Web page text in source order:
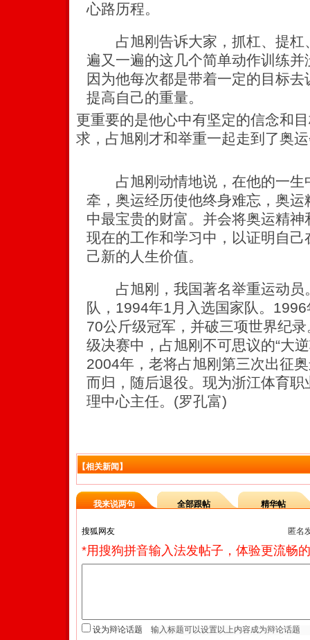
心路历程。
占旭刚告诉大家，抓杠、提杠
遍又一遍的这几个简单动作训练
因为他每次都是带着一定的目标
提高自己的重量。
更重要的是他心中有坚定的信念和
求，占旭刚才和举重一起走到了奥
占旭刚动情地说，在他的一生
牵，奥运经历使他终身难忘，奥
中最宝贵的财富。并会将奥运精
现在的工作和学习中，以证明自
己新的人生价值。
占旭刚，我国著名举重运动员
队，1994年1月入选国家队。
70公斤级冠军，并破三项世界纪
级决赛中，占旭刚不可思议的“大
2004年，老将占旭刚第三次出征
而归，随后退役。现为浙江体育
理中心主任。(罗孔富)
【相关新闻】
我来说两句 全部跟帖 精华帖
匿名
*用搜狗拼音输入法发帖子，体验更流畅
设为辩论话题